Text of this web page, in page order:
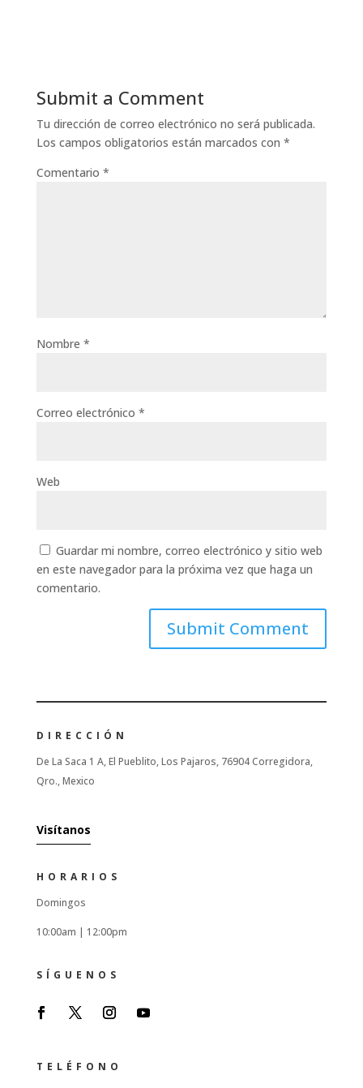
Submit a Comment
Tu dirección de correo electrónico no será publicada.
Los campos obligatorios están marcados con *
Comentario *
Nombre *
Correo electrónico *
Web
Guardar mi nombre, correo electrónico y sitio web
en este navegador para la próxima vez que haga un
comentario.
DIRECCIÓN
De La Saca 1 A, El Pueblito, Los Pajaros, 76904 Corregidora,
Qro., Mexico
Visítanos
HORARIOS
Domingos
10:00am | 12:00pm
SÍGUENOS
TELÉFONO